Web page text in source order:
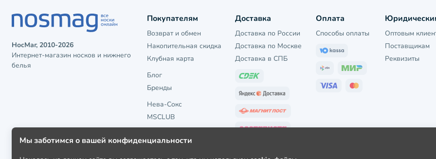
НосМаг, 2010-2026
Интернет-магазин носков и нижнего
белья
Покупателям
Возврат и обмен
Накопительная скидка
Клубная карта
Блог
Бренды
Нева-Сокс
MSCLUB
Доставка
Доставка по России
Доставка по Москве
Доставка в СПБ
Оплата
Способы оплаты
Оптовым
Поставщикам
Реквизиты
Мы заботимся о вашей конфиденциальности